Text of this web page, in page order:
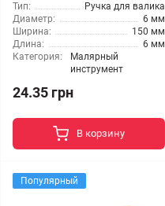
Тип:
Ручка для валика
Диаметр:
6 мм
Ширина:
150 мм
Длина:
6 мм
Категория:
Малярный
инструмент
24.35 грн
В корзину
Популярный